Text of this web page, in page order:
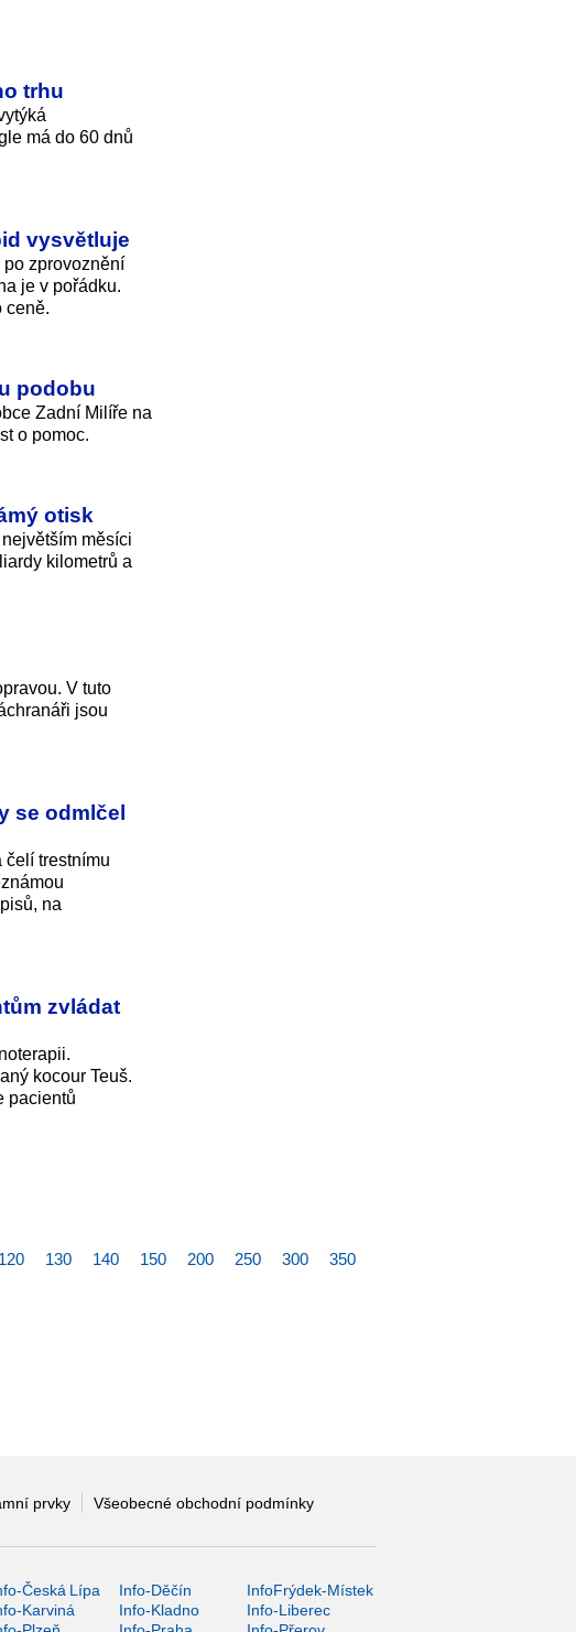
trhu
má do 60 dnů
vysvětluje
zprovoznění
je v pořádku.
ceně.
podobu
Zadní Milíře na
o pomoc.
otisk
měsíci
kilometrů a
V tuto
jsou
se odmlčel
čelí trestnímu
na
zvládat
kocour Teuš.
pacientů
120 130 140 150 200 250 300 350
prvky Všeobecné obchodní podmínky
Česká Lípa Info-Děčín
InfoFrýdek-Místek
Karviná Info-Kladno
Info-Liberec